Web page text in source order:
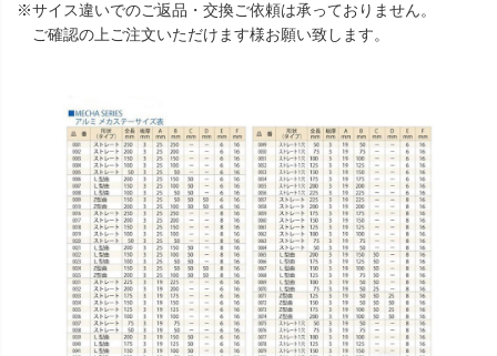
※サイス違いでのご返品・交換ご依頼は承っておりません。
ご確認の上ご注文いただけます様お願い致します。